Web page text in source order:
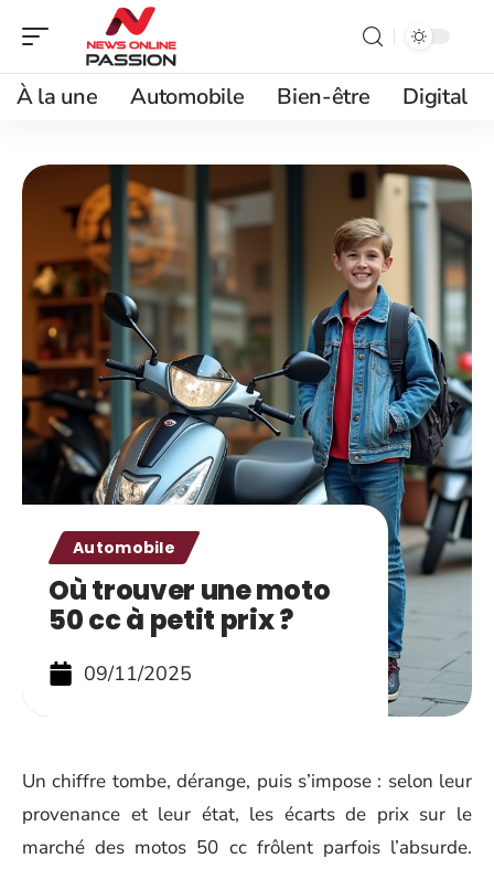
À la une Automobile Bien-être Digital
Automobile
Où trouver une moto
50 cc à petit prix ?
09/11/2025
Un chiffre tombe, dérange, puis s’impose : selon leur
provenance et leur état, les écarts de prix sur le
marché des motos 50 cc frôlent parfois l’absurde.